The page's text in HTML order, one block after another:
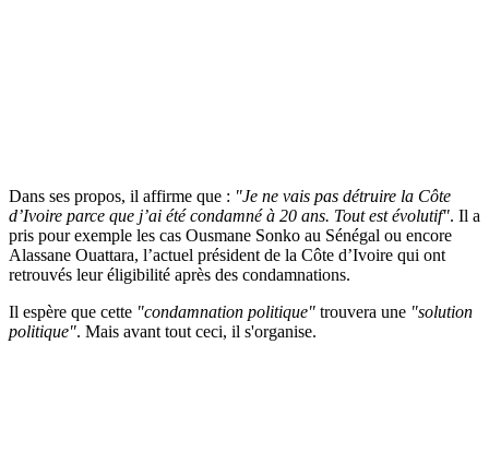
Dans ses propos, il affirme que : "Je ne vais pas détruire la Côte
d’Ivoire parce que j’ai été condamné à 20 ans. Tout est évolutif". Il a
pris pour exemple les cas Ousmane Sonko au Sénégal ou encore
Alassane Ouattara, l’actuel président de la Côte d’Ivoire qui ont
retrouvés leur éligibilité après des condamnations.
Il espère que cette "condamnation politique" trouvera une "solution
politique". Mais avant tout ceci, il s'organise.